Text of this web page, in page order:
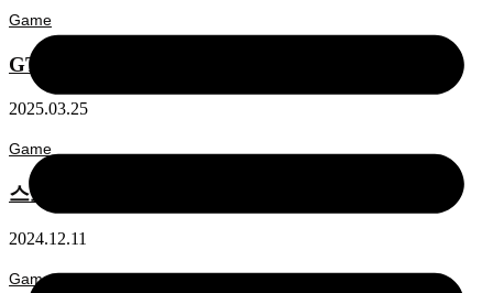
Game
GTA 5 인핸스드, 레거시와 어떤 차이가 있을까?
2025.03.25
Game
스토커2 모드 추천 이유와 설치 참고사항
2024.12.11
Game